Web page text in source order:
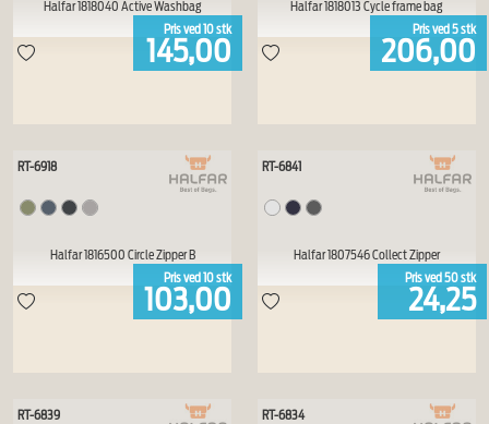
Halfar 1818040 Active Washbag
Pris ved 10stk
145,00
Halfar 1818013 Cycle frame bag
Pris ved 5stk
206,00
RT-6918
Halfar 1816500 Circle Zipper B
Pris ved 10stk
103,00
RT-6841
Halfar 1807546 Collect Zipper
Pris ved 50stk
24,25
RT-6839 RT-6834